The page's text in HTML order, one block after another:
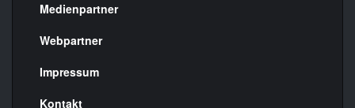
Menülinks
rechte
Seite
Medienpartner
Webpartner
Impressum
Kontakt